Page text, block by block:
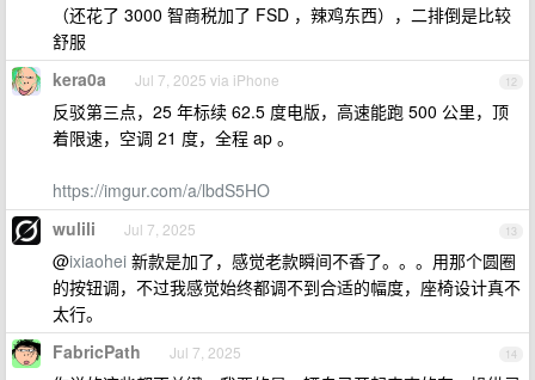
（还花了 3000 智商税加了 FSD ，辣鸡东西），二排倒是比较
舒服
12
kera0a Jul 7, 2025 via iPhone
反驳第三点，25 年标续 62.5 度电版，高速能跑 500 公里，顶
着限速，空调 21 度，全程 ap 。
https://imgur.com/a/lbdS5HO
13
wulili Jul 7, 2025
@ixiaohei 新款是加了，感觉老款瞬间不香了。。。用那个圆圈
的按钮调，不过我感觉始终都调不到合适的幅度，座椅设计真不
太行。
14
FabricPath Jul 7, 2025